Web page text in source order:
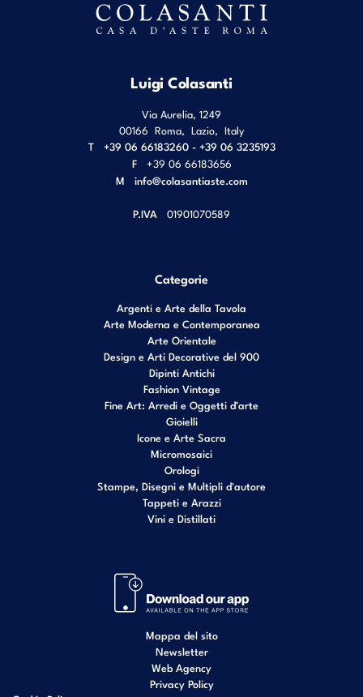
Luigi Colasanti
Via Aurelia, 1249
00166 Roma Lazio Italy
T
+39 06 66183260 - +39 06 3235193
F
+39 06 66183656
M info@colasantiaste.com
P.IVA 01901070589
Categorie
Argenti e Arte della Tavola
Arte Moderna e Contemporanea
Arte Orientale
Design e Arti Decorative del 900
Dipinti Antichi
Fashion Vintage
Fine Art: Arredi e Oggetti d’arte
Gioielli
Icone e Arte Sacra
Micromosaici
Orologi
Stampe, Disegni e Multipli d'autore
Tappeti e Arazzi
Vini e Distillati
Mappa del sito
Newsletter
Web Agency
Privacy Policy